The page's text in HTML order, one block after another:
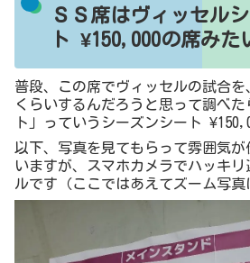
ＳＳ席はヴィッセル
ト ¥150,000の席みた
普段、この席でヴィッセルの試合
くらいするんだろうと思って調べ
ト」っていうシーズンシート
以下、写真を見てもらって雰囲気
いますが、スマホカメラでハッキ
ルです（ここではあえてズーム写真